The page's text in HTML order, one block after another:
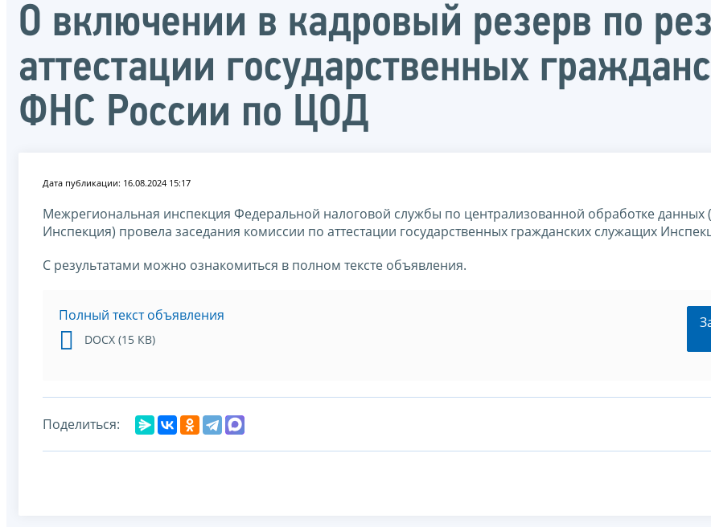
О включении в кадровый резерв по
аттестации государственных
ФНС России по ЦОД
Дата публикации: 16.08.2024 15:17
Межрегиональная инспекция Федеральной налоговой службы по централизованной обработке данных
Инспекция) провела заседания комиссии по аттестации государственных гражданских служащих
С результатами можно ознакомиться в полном тексте объявления.
Полный текст объявления
DOCX (15 КВ)
Поделиться: